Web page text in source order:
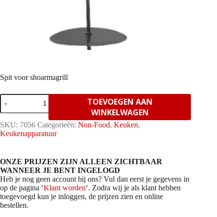
Spit voor shoarmagrill
Spit
voor
shoarmagrill
aantal
TOEVOEGEN AAN
WINKELWAGEN
SKU: 7056 Categorieën: Non-Food, Keuken,
Keukenapparatuur
ONZE PRIJZEN ZIJN ALLEEN ZICHTBAAR
WANNEER JE BENT INGELOGD
Heb je nog geen account bij ons? Vul dan eerst je gegevens in
op de pagina ‘Klant worden‘. Zodra wij je als klant hebben
toegevoegd kun je inloggen, de prijzen zien en online
bestellen.